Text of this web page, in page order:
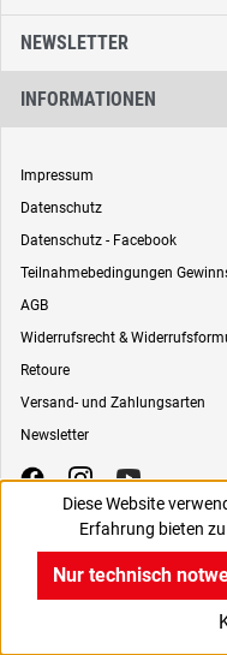
NEWSLETTER
INFORMATIONEN
Impressum
Datenschutz
Datenschutz - Facebook
Teilnahmebedingungen
AGB
Widerrufsrecht &
Retoure
Versand- und Zahlungsarten
Newsletter
1A MEDIZINTECHNIK
Diese Website
Erfahrung bieten
Nur technisch